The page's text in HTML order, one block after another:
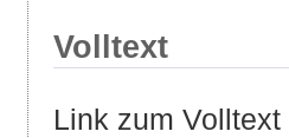
Volltext
Link zum